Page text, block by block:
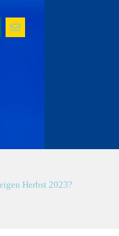
Herbst 2023?